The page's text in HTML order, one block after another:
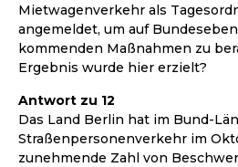
Mietwagenverkehr als
angemeldet, um auf
kommenden Maßnahmen zu
Ergebnis wurde hier erzielt?
Antwort zu 12
Das Land Berlin hat im Bund-
Straßenpersonenverkehr im
zunehmende Zahl von